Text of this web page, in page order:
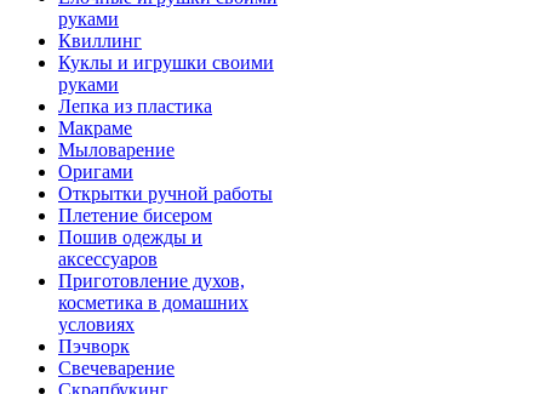
руками
Квиллинг
Куклы и игрушки своими
руками
Лепка из пластика
Макраме
Мыловарение
Оригами
Открытки ручной работы
Плетение бисером
Пошив одежды и
аксессуаров
Приготовление духов,
косметика в домашних
условиях
Пэчворк
Свечеварение
Скрапбукинг